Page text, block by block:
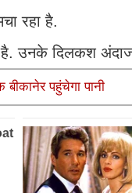
रहा है.
दिलकश अंदाज
पहुंचेगा पानी